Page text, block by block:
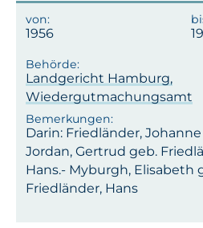
1956
Landgericht Hamburg,
Wiedergutmachungsamt
Darin: Friedländer,
Jordan, Gertrud geb.
Hans.- Myburgh, Elisabeth
Friedländer, Hans